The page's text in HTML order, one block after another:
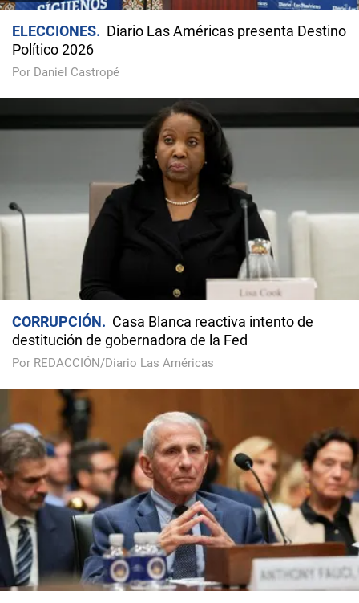
ELECCIONES
Diario Las Américas presenta Destino
Político 2026
Por Daniel Castropé
CORRUPCIÓN
Casa Blanca reactiva intento de
destitución de gobernadora de la Fed
Por REDACCIÓN/Diario Las Américas